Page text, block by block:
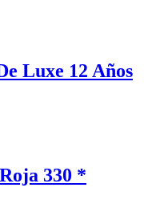
Luxe 12 Años
330 *